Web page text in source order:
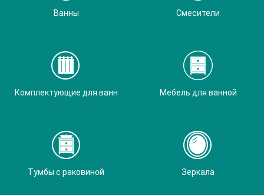
Ванны Смесители
Комплектующие для ванн Мебель для ванной
Тумбы с раковиной Зеркала